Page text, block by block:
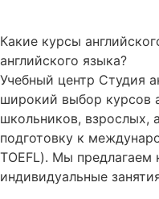
Какие курсы
английского языка?
Учебный центр Студия
широкий выбор курсов
школьников, взрослых,
подготовку к
TOEFL). Мы предлагаем
индивидуальные